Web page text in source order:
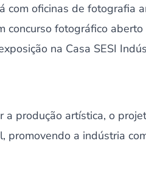
com oficinas de fotografia
concurso fotográfico
na Casa SESI
a produção artística, o
promovendo a indústria